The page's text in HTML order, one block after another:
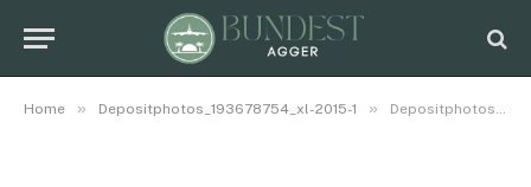
Home » Depositphotos_193678754_xl-2015-1 » Depositphotos_193678754_xl-2015-1
August 16, 2021
No Comments